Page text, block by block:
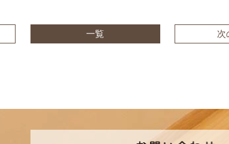
一覧 次